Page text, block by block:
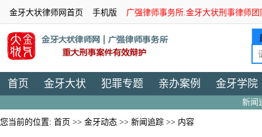
金牙大状律师网首页 手机版 广强律师事务所.金牙大状刑事律师
首页 金牙大状 犯罪专题 亲办案例 金牙学院
新闻
您当前的位置: 首页 >> 金牙动态 >> 新闻追踪 >> 内容